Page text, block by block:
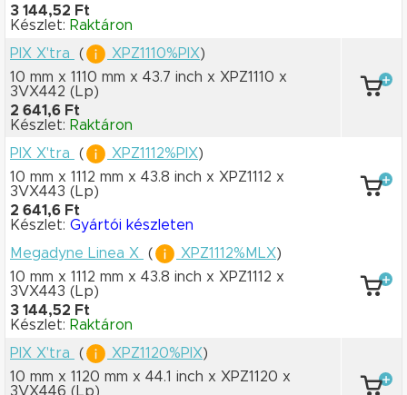
3 144,52 Ft
Készlet: Raktáron
PIX X'tra
( XPZ1110%PIX)
10 mm x 1110 mm x 43.7 inch x XPZ1110 x
3VX442 (Lp)
2 641,6 Ft
Készlet: Raktáron
PIX X'tra
( XPZ1112%PIX)
10 mm x 1112 mm x 43.8 inch x XPZ1112 x
3VX443 (Lp)
2 641,6 Ft
Készlet: Gyártói készleten
Megadyne Linea X
( XPZ1112%MLX)
10 mm x 1112 mm x 43.8 inch x XPZ1112 x
3VX443 (Lp)
3 144,52 Ft
Készlet: Raktáron
PIX X'tra
( XPZ1120%PIX)
10 mm x 1120 mm x 44.1 inch x XPZ1120 x
3VX446 (Lp)